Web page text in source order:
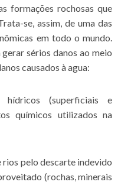
formações rochosas que
se, assim, de uma das
em todo o mundo.
sérios danos ao meio
causados à agua:
(superficiais e
químicos utilizados na
rios pelo descarte indevido
(rochas, minerais